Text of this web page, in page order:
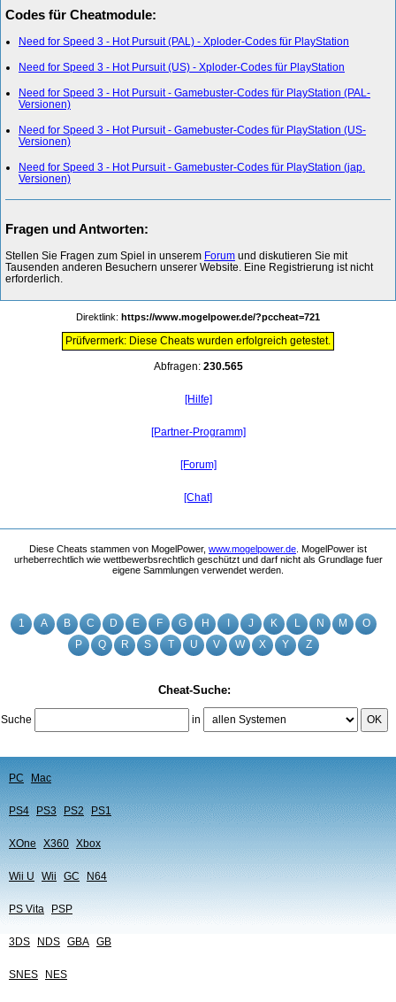
1 A B C D E F G H J K L N M
O
P
Q R S T U V W X Y Z
Cheat-Suche:
Suche in OK
PC Mac
PS4 PS3 PS2 PS1
XOne X360 Xbox
Wii U Wii GC N64
PS Vita PSP
3DS NDS GBA GB
SNES NES
Codes für Cheatmodule:
Need for Speed 3 - Hot Pursuit (PAL) - Xploder-Codes für PlayStation
Need for Speed 3 - Hot Pursuit (US) - Xploder-Codes für PlayStation
Need for Speed 3 - Hot Pursuit - Gamebuster-Codes für PlayStation (PAL-
Versionen)
Need for Speed 3 - Hot Pursuit - Gamebuster-Codes für PlayStation (US-
Versionen)
Need for Speed 3 - Hot Pursuit - Gamebuster-Codes für PlayStation (jap.
Versionen)
Fragen und Antworten:
Stellen Sie Fragen zum Spiel in unserem Forum und diskutieren Sie mit
Tausenden anderen Besuchern unserer Website. Eine Registrierung ist nicht
erforderlich.
Direktlink: https://www.mogelpower.de/?pccheat=721
Prüfvermerk: Diese Cheats wurden erfolgreich getestet.
Abfragen: 230.565
[Hilfe]
[Partner-Programm]
[Forum]
[Chat]
Diese Cheats stammen von MogelPower, www.mogelpower.de . MogelPower ist
urheberrechtlich wie wettbewerbsrechtlich geschützt und darf nicht als Grundlage fuer
eigene Sammlungen verwendet werden.